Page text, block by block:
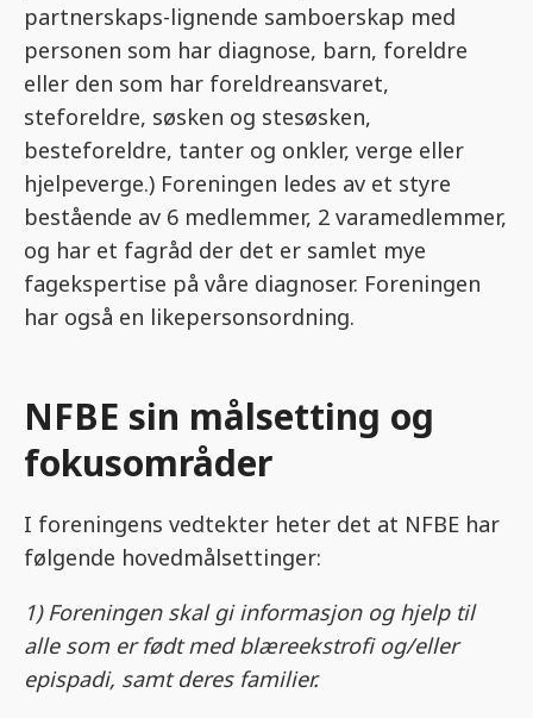
partnerskaps-lignende samboerskap med
personen som har diagnose, barn, foreldre
eller den som har foreldreansvaret,
steforeldre, søsken og stesøsken,
besteforeldre, tanter og onkler, verge eller
hjelpeverge.) Foreningen ledes av et styre
bestående av 6 medlemmer, 2 varamedlemmer,
og har et fagråd der det er samlet mye
fagekspertise på våre diagnoser. Foreningen
har også en likepersonsordning.
NFBE sin målsetting og
fokusområder
I foreningens vedtekter heter det at NFBE har
følgende hovedmålsettinger:
1) Foreningen skal gi informasjon og hjelp til
alle som er født med blæreekstrofi og/eller
epispadi, samt deres familier.